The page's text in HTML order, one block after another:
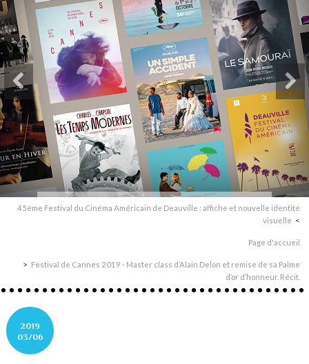
45ème Festival du Cinéma Américain de Deauville : affiche et nouvelle identité
visuelle
Page d'accueil
Festival de Cannes 2019 - Master class d’Alain Delon et remise de sa Palme
d’or d’honneur. Récit.
2019
03/06